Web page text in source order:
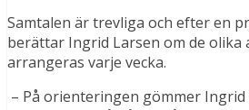
Samtalen är trevliga och efter en
berättar Ingrid Larsen om de olika
arrangeras varje vecka.
– På orienteringen gömmer